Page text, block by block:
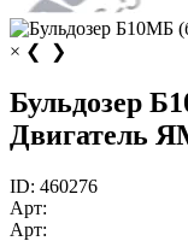
× ❮ ❯
Бульдозер
Двигатель
ID: 460276
Арт:
Арт: